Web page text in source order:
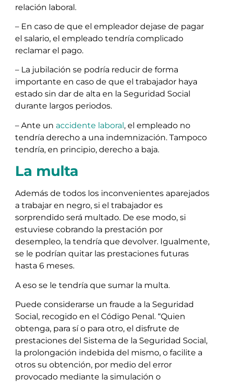
relación laboral.
– En caso de que el empleador dejase de pagar
el salario, el empleado tendría complicado
reclamar el pago.
– La jubilación se podría reducir de forma
importante en caso de que el trabajador haya
estado sin dar de alta en la Seguridad Social
durante largos periodos.
– Ante un accidente laboral, el empleado no
tendría derecho a una indemnización. Tampoco
tendría, en principio, derecho a baja.
La multa
Además de todos los inconvenientes aparejados
a trabajar en negro, si el trabajador es
sorprendido será multado. De ese modo, si
estuviese cobrando la prestación por
desempleo, la tendría que devolver. Igualmente,
se le podrían quitar las prestaciones futuras
hasta 6 meses.
A eso se le tendría que sumar la multa.
Puede considerarse un fraude a la Seguridad
Social, recogido en el Código Penal. “Quien
obtenga, para sí o para otro, el disfrute de
prestaciones del Sistema de la Seguridad Social,
la prolongación indebida del mismo, o facilite a
otros su obtención, por medio del error
provocado mediante la simulación o